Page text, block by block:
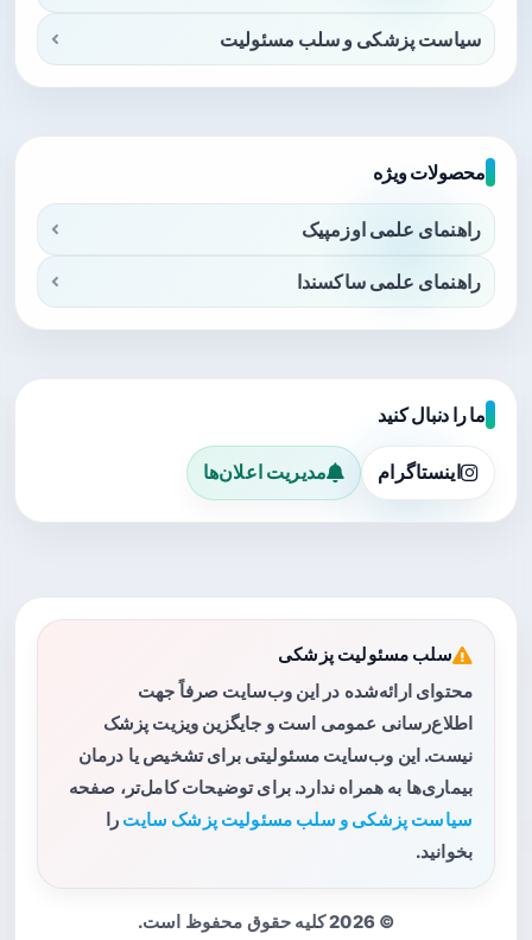
سیاست پزشکی و سلب مسئولیت
محصولات ویژه
راهنمای علمی اوزمپیک
راهنمای علمی ساکسندا
ما را دنبال کنید
اینستاگرام مدیریت اعلان‌ها
سلب مسئولیت پزشکی
محتوای ارائه‌شده در این وب‌سایت صرفاً جهت
اطلاع‌رسانی عمومی است و جایگزین ویزیت پزشک
نیست. این وب‌سایت مسئولیتی برای تشخیص یا درمان
بیماری‌ها به همراه ندارد. برای توضیحات کامل‌تر، صفحه
سیاست پزشکی و سلب مسئولیت پزشک سایت را
بخوانید.
© 2026 کلیه حقوق محفوظ است.